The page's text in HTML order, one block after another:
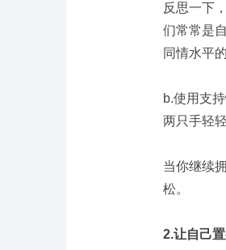
反思一下
们常常是
同情水平
b.使用支
两只手轻
当你继续
松。
2.让自己